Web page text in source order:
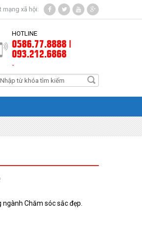
mạng xã hội:
HOTLINE
0586.77.8888 |
093.212.6868
-
Chăm sóc sắc đẹp.